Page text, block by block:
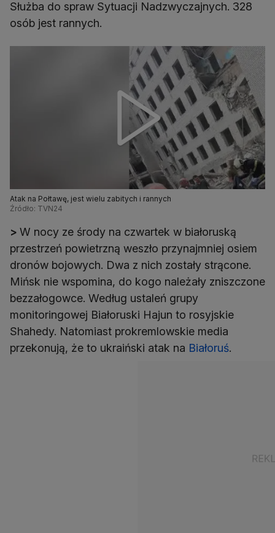
Służba do spraw Sytuacji Nadzwyczajnych. 328
osób jest rannych.
Atak na Połtawę, jest wielu zabitych i rannych
Źródło: TVN24
> W nocy ze środy na czwartek w białoruską
przestrzeń powietrzną weszło przynajmniej osiem
dronów bojowych. Dwa z nich zostały strącone.
Mińsk nie wspomina, do kogo należały zniszczone
bezzałogowce. Według ustaleń grupy
monitoringowej Białoruski Hajun to rosyjskie
Shahedy. Natomiast prokremlowskie media
przekonują, że to ukraiński atak na Białoruś.